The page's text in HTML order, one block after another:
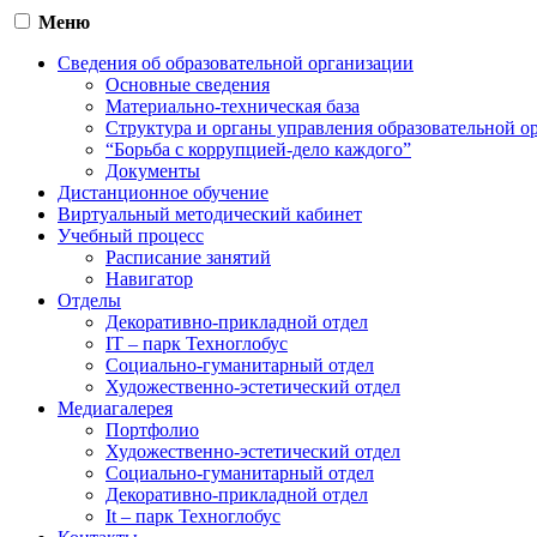
Меню
Сведения об образовательной организации
Основные сведения
Материально-техническая база
Структура и органы управления образовательной
“Борьба с коррупцией-дело каждого”
Документы
Дистанционное обучение
Виртуальный методический кабинет
Учебный процесс
Расписание занятий
Навигатор
Отделы
Декоративно-прикладной отдел
IT – парк Техноглобус
Социально-гуманитарный отдел
Художественно-эстетический отдел
Медиагалерея
Портфолио
Художественно-эстетический отдел
Социально-гуманитарный отдел
Декоративно-прикладной отдел
It – парк Техноглобус